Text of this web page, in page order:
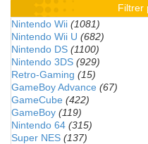
Filtrer
Nintendo Wii (1081)
Nintendo Wii U (682)
Nintendo DS (1100)
Nintendo 3DS (929)
Retro-Gaming (15)
GameBoy Advance (67)
GameCube (422)
GameBoy (119)
Nintendo 64 (315)
Super NES (137)